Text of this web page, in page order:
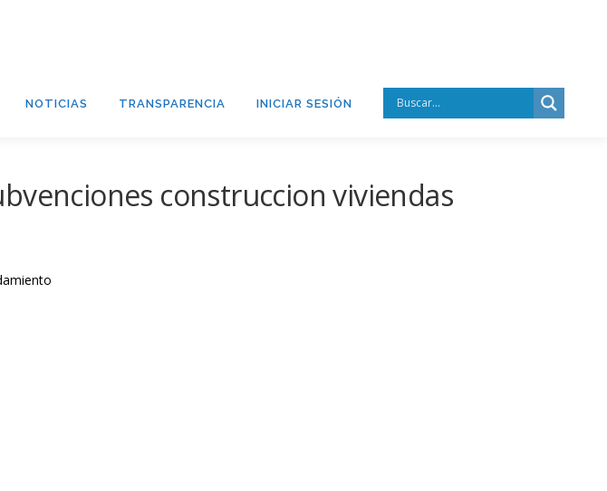
NOTICIAS TRANSPARENCIA INICIAR SESIÓN
construccion viviendas